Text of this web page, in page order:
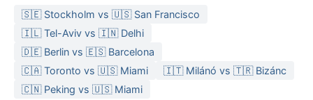
🇸🇪 Stockholm vs 🇺🇸 San Francisco
🇮🇱 Tel-Aviv vs 🇮🇳 Delhi
🇩🇪 Berlin vs 🇪🇸 Barcelona
🇨🇦 Toronto vs 🇺🇸 Miami
🇮🇹 Milánó vs 🇹🇷 Bizánc
🇨🇳 Peking vs 🇺🇸 Miami